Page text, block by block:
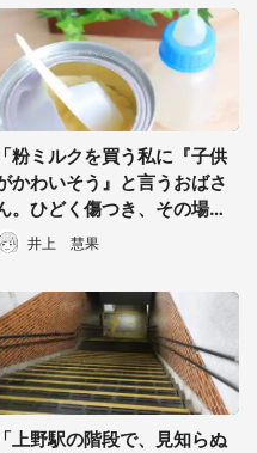
選択
「粉ミルクを買う私に『子供
かわいそう』と言うおばさ
。ひどく傷つき、その場を
れようとすると...」（群馬
井上 慧果
「上野駅の階段で、見知らぬ